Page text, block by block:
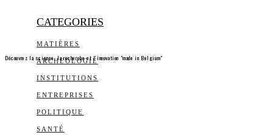
CATEGORIES
MATIÈRES
ARCHEOLOGIE
INSTITUTIONS
ENTREPRISES
POLITIQUE
SANTÉ
Découvrez la science, la recherche et l’innovation "made in Belgium"